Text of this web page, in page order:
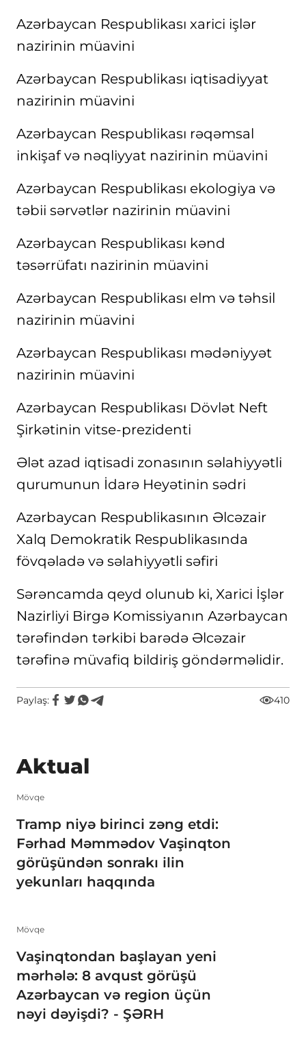
Azərbaycan Respublikası xarici işlər
nazirinin müavini
Azərbaycan Respublikası iqtisadiyyat
nazirinin müavini
Azərbaycan Respublikası rəqəmsal
inkişaf və nəqliyyat nazirinin müavini
Azərbaycan Respublikası ekologiya və
təbii sərvətlər nazirinin müavini
Azərbaycan Respublikası kənd
təsərrüfatı nazirinin müavini
Azərbaycan Respublikası elm və təhsil
nazirinin müavini
Azərbaycan Respublikası mədəniyyət
nazirinin müavini
Azərbaycan Respublikası Dövlət Neft
Şirkətinin vitse-prezidenti
Ələt azad iqtisadi zonasının səlahiyyətli
qurumunun İdarə Heyətinin sədri
Azərbaycan Respublikasının Əlcəzair
Xalq Demokratik Respublikasında
fövqəladə və səlahiyyətli səfiri
Sərəncamda qeyd olunub ki, Xarici İşlər
Nazirliyi Birgə Komissiyanın Azərbaycan
tərəfindən tərkibi barədə Əlcəzair
tərəfinə müvafiq bildiriş göndərməlidir.
Paylaş: 410
Aktual
Mövqe
Tramp niyə birinci zəng etdi:
Fərhad Məmmədov Vaşinqton
görüşündən sonrakı ilin
yekunları haqqında
Mövqe
Vaşinqtondan başlayan yeni
mərhələ: 8 avqust görüşü
Azərbaycan və region üçün
nəyi dəyişdi? - ŞƏRH